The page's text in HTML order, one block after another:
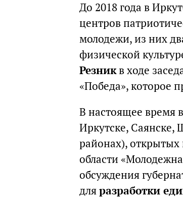
До 2018 года в
центров
молодежи, из них
физической
Резникв ходе
«Победа», которое
В настоящее время
Иркутске, Саянске,
районах), открытых
области
обсуждения
дляразработки